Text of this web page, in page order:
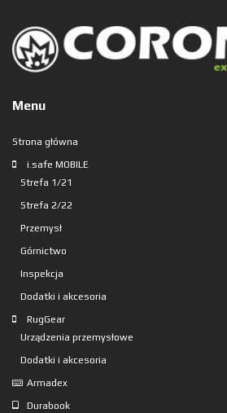
Menu
Strona główna
i.safe MOBILE
Strefa 1/21
Strefa 2/22
Przemysł
Górnictwo
Inspekcja
Dodatki i akcesoria
RugGear
Urządzenia przemysłowe
Dodatki i akcesoria
Armadex
Durabook